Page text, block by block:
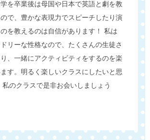
を卒業後は母国や日本で英語と劇を教
で、豊かな表現力でスピーチしたり演
を教えるのは自信があります！ 私は
リーな性格なので、たくさんの生徒さ
、一緒にアクティビティをするのを楽
す。明るく楽しいクラスにしたいと思
私のクラスで是非お会いしましょう